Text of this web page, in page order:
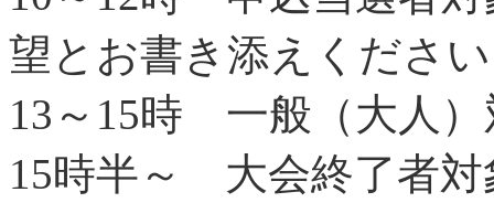
望とお書き添えくださ
13～15時 一般（大人）
15時半～ 大会終了者対